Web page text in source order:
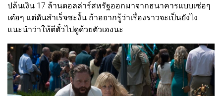
ปล้นเงิน 17 ล้านดอลล่าร์สหรัฐออกมาจากธนาคารแบบเซ่อๆ
เด๋อๆ แต่ดันสำเร็จซะงั้น ถ้าอยากรู้ว่าเรื่องราวจะเป็นยังไง
แนะนำว่าให้ตีตั๋วไปดูด้วยตัวเองนะ